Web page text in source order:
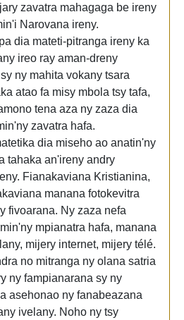
zavatra mahagaga be ireny
Narovana ireny.
dia mateti-pitranga ireny ka
ireo ray aman-dreny
ny mahita vokany tsara
atao fa misy mbola tsy tafa,
tena aza ny zaza dia
zavatra hafa.
dia miseho ao anatin'ny
tahaka an'ireny andry
Fianakaviana Kristianina,
manana fotokevitra
fivoarana. Ny zaza nefa
mpianatra hafa, manana
mijery internet, mijery télé.
no mitranga ny olana satria
ny fampianarana sy ny
asehonao ny fanabeazana
ivelany. Noho ny tsy